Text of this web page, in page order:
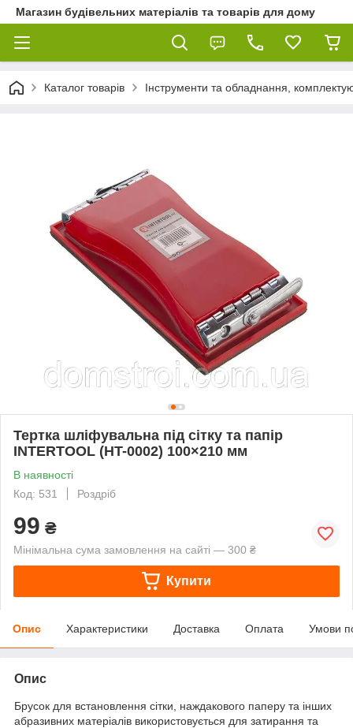
Магазин будівельних матеріалів та товарів для дому
Каталог товарів Інструменти та обладнання,
Тертка шліфувальна під сітку та папір
INTERTOOL (HT-0002) 100×210 мм
В наявності
Код: 531
Роздріб
99 ₴
Мінімальна сума замовлення на сайті — 300 ₴
Купити
Опис Характеристики Доставка Оплата Умови
Опис
Брусок для встановлення сітки, наждакового паперу та інших
абразивних матеріалів використовується для затирання та